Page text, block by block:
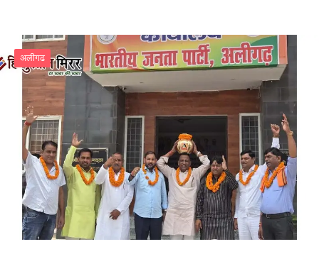
अलीगढ